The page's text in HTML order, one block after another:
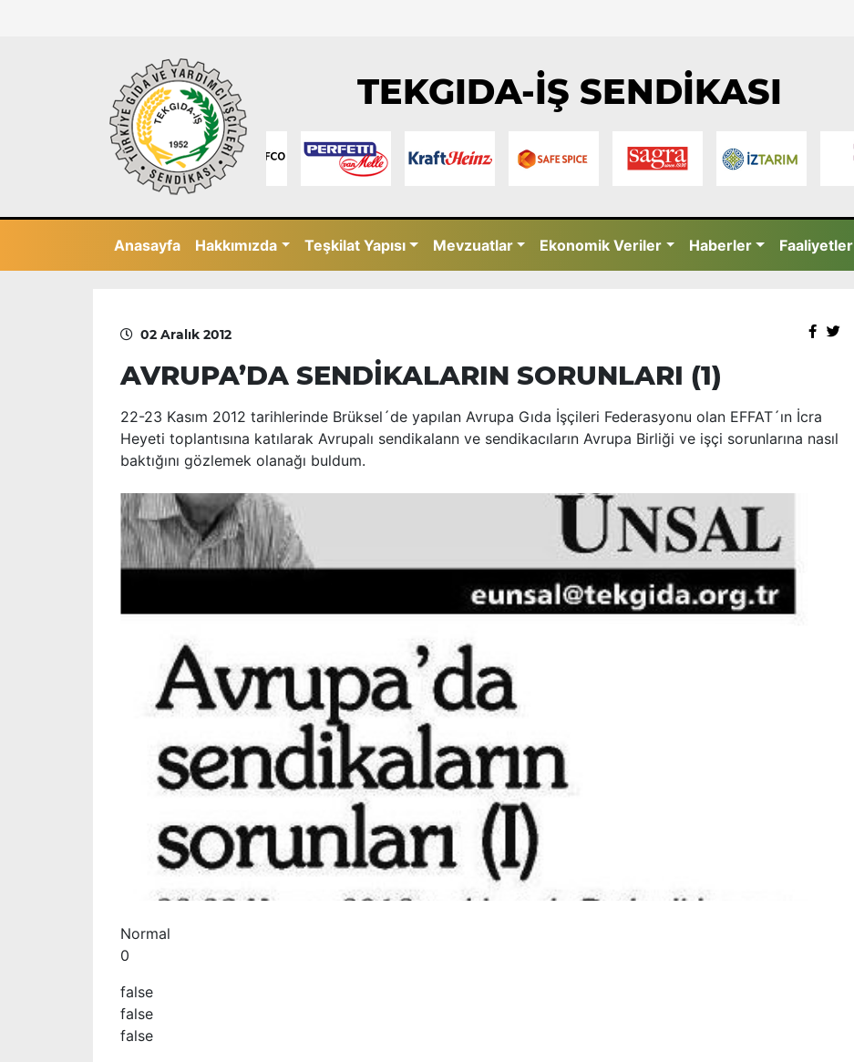
TEKGIDA-İŞ SENDİKASI
Anasayfa Hakkımızda Teşkilat Yapısı Mevzuatlar Ekonomik Veriler Haberler Faaliyetler
02 Aralık 2012
AVRUPA’DA SENDİKALARIN SORUNLARI (1)
22-23 Kasım 2012 tarihlerinde Brüksel´de yapılan Avrupa Gıda İşçileri Federasyonu olan EFFAT´ın İcra
Heyeti toplantısına katılarak Avrupalı sendikalann ve sendikacıların Avrupa Birliği ve işçi sorunlarına nasıl
baktığını gözlemek olanağı buldum.
Normal
0
false
false
false